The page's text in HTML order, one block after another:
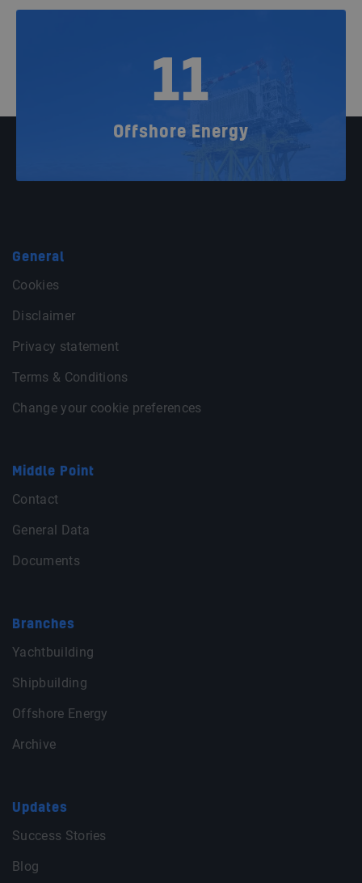
11
Offshore Energy
General
Cookies
Disclaimer
Privacy statement
Terms & Conditions
Change your cookie preferences
Middle Point
Contact
General Data
Documents
Branches
Yachtbuilding
Shipbuilding
Offshore Energy
Archive
Updates
Success Stories
Blog